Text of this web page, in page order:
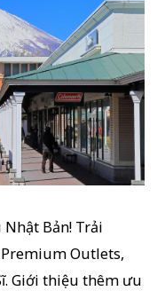
Nhật Bản! Trải
Outlets,
Giới thiệu thêm ưu